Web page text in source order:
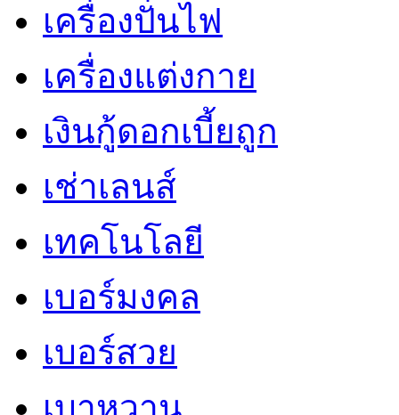
เครื่องปั่นไฟ
เครื่องแต่งกาย
เงินกู้ดอกเบี้ยถูก
เช่าเลนส์
เทคโนโลยี
เบอร์มงคล
เบอร์สวย
เบาหวาน